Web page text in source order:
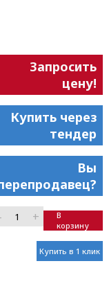
Запросить
цену!
Купить через
тендер
Вы
+
В
корзину
Купить в 1 клик